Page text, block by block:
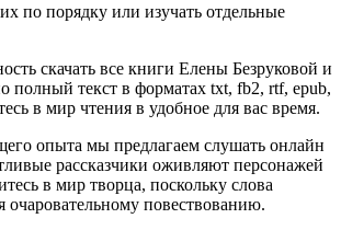
по порядку или изучать отдельные
скачать все книги Елены Безруковой и
полный текст в форматах txt, fb2, rtf, epub,
в мир чтения в удобное для вас время.
опыта мы предлагаем слушать онлайн
рассказчики оживляют персонажей
в мир творца, поскольку слова
очаровательному повествованию.